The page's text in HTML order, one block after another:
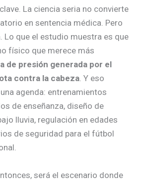
La ciencia seria no convierte
en sentencia médica. Pero
Lo que el estudio muestra es que
físico que merece más
de presión generada por el
contra la cabeza. Y eso
agenda: entrenamientos
de enseñanza, diseño de
lluvia, regulación en edades
de seguridad para el fútbol
será el escenario donde